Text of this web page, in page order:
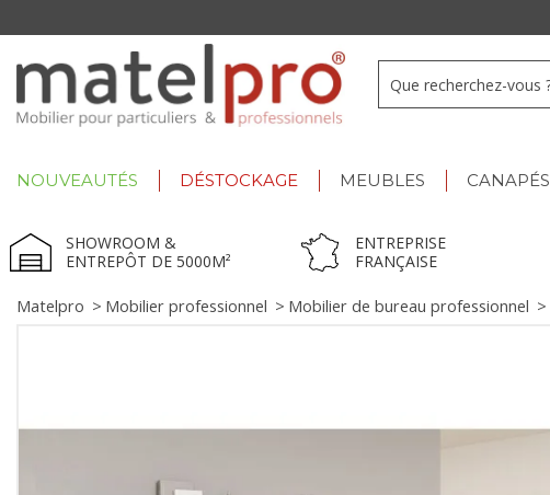
NOUVEAUTÉS DÉSTOCKAGE MEUBLES CANAPÉS
SHOWROOM &
ENTREPÔT DE 5000M²
ENTREPRISE
FRANÇAISE
Matelpro > Mobilier professionnel > Mobilier de bureau professionnel >